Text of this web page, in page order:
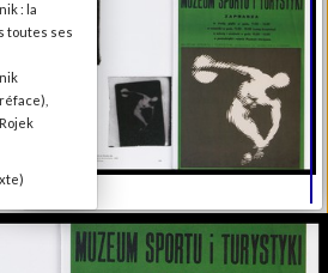
: la
toutes ses
Blanc